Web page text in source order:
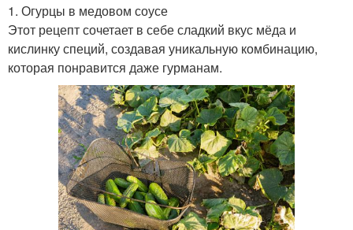
1. Огурцы в медовом соусе
Этот рецепт сочетает в себе сладкий вкус мёда и
кислинку специй, создавая уникальную комбинацию,
которая понравится даже гурманам.